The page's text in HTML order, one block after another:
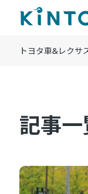
トヨタ車&レクサ
記事